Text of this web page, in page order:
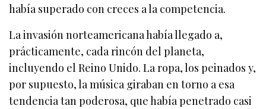
había superado con creces a la competencia.
La invasión norteamericana había llegado a,
prácticamente, cada rincón del planeta,
incluyendo el Reino Unido. La ropa, los peinados y,
por supuesto, la música giraban en torno a esa
tendencia tan poderosa, que había penetrado casi